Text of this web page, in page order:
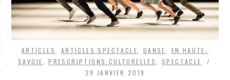
BONHEUR
GUERRE
ARTICLES ARTICLES SPECTACLE DANSE
EN HAUTE-
SAVOIE
,PRESCRIPTIONS CULTURELLES
SPECTACLE
29 JANVIER 2019